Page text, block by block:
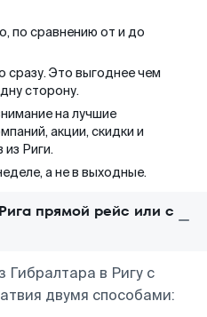
по сравнению от и до
сразу. Это выгоднее чем
сторону.
на лучшие
акции, скидки и
Риги.
а не в выходные.
прямой рейс или с
в Ригу с
двумя способами: